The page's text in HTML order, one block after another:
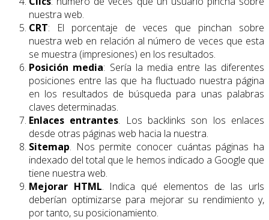
nuestra web.
CRT: El porcentaje de veces que pinchan sobre
nuestra web en relación al número de veces que esta
se muestra (impresiones) en los resultados.
Posición media: Sería la media entre las diferentes
posiciones entre las que ha fluctuado nuestra página
en los resultados de búsqueda para unas palabras
claves determinadas.
Enlaces entrantes. Los backlinks son los enlaces
desde otras páginas web hacia la nuestra.
Sitemap. Nos permite conocer cuántas páginas ha
indexado del total que le hemos indicado a Google que
tiene nuestra web.
Mejorar HTML. Indica qué elementos de las urls
deberían optimizarse para mejorar su rendimiento y,
por tanto, su posicionamiento.